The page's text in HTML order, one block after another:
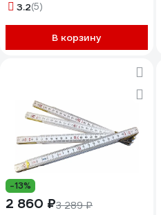
3.2(5)
В корзину
-13%
2 860 ₽3 289 ₽